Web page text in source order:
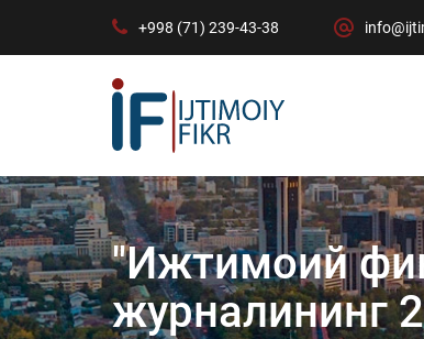
+998 (71) 239-43-38
"Ижтимоий
журналининг